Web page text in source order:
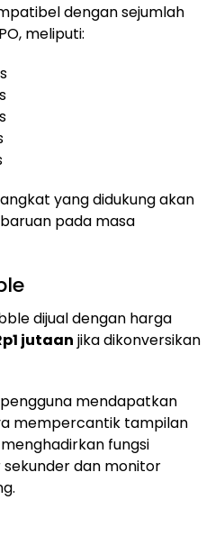
dengan sejumlah
meliputi:
yang didukung akan
pada masa
dijual dengan harga
jutaan jika dikonversikan
mendapatkan
mempercantik tampilan
fungsi
dan monitor